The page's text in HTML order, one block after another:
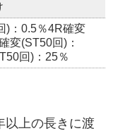
)：0.5％4R確変
変(ST50回)：
回)：25％
以上の長きに渡